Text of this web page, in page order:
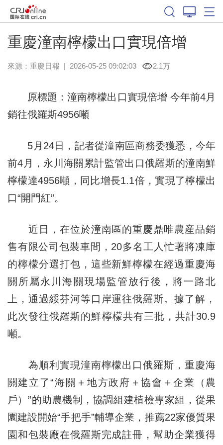
重慶潼南檸檬出口實現倍增
來源： 重慶日報 | 2026-05-25 09:02:03 2.1万
原標題：潼南檸檬出口實現倍增 今年前4月
銷往俄羅斯4956噸
5月24日，記者從潼南區商務委獲悉，今年
前4月，永川海關累計監管出口俄羅斯的潼南鮮
檸檬達4956噸，同比增長1.1倍，實現了檸檬出
口“開門紅”。
近日，在位於潼南區的重慶鼎唯農産品銷
售有限公司包裝車間，20多名工人忙著將凍庫
的檸檬分選打包，這些新鮮檸檬在經過重慶海
關所屬永川海關現場監管放行後，將一路北
上，通過綏芬河等口岸運往俄羅斯。據了解，
此次發往俄羅斯的鮮檸檬共有三批，共計30.9
噸。
為順利實現潼南檸檬出口俄羅斯，重慶海
關建立了“海關＋地方政府＋協會＋企業（農
戶）”的助農機制，協調組建植檢專家組，從果
園建設開始“手把手”輔導企業，推薦22家優質果
園和包裝廠在俄羅斯完成註冊，幫助企業獲得